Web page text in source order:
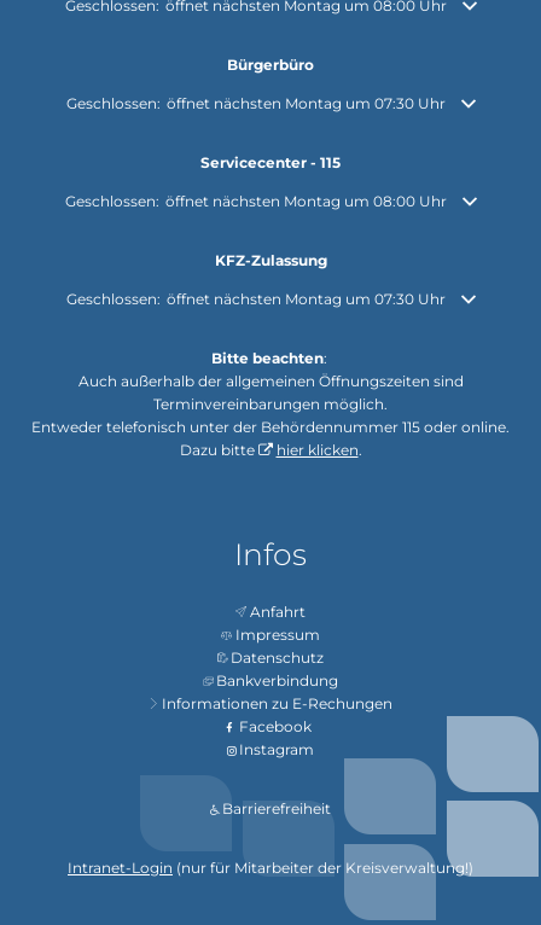
Klicken, um weitere Öffnungs- oder Schließzeiten auszublenden
Geschlossen: öffnet nächsten Montag um 08:00 Uhr
Bürgerbüro
Klicken, um weitere Öffnungs- oder Schließzeiten auszublenden
Geschlossen: öffnet nächsten Montag um 07:30 Uhr
Servicecenter - 115
Klicken, um weitere Öffnungs- oder Schließzeiten auszublenden
Geschlossen: öffnet nächsten Montag um 08:00 Uhr
KFZ-Zulassung
Klicken, um weitere Öffnungs- oder Schließzeiten auszublenden
Geschlossen: öffnet nächsten Montag um 07:30 Uhr
Bitte beachten:
Auch außerhalb der allgemeinen Öffnungszeiten sind
Terminvereinbarungen möglich.
Entweder telefonisch unter der Behördennummer 115 oder online.
Dazu bitte
hier klicken.
Infos
Anfahrt
Impressum
Datenschutz
Bankverbindung
Informationen zu E-Rechungen
Facebook
Instagram
Barrierefreiheit
Intranet-Login (nur für Mitarbeiter der Kreisverwaltung!)